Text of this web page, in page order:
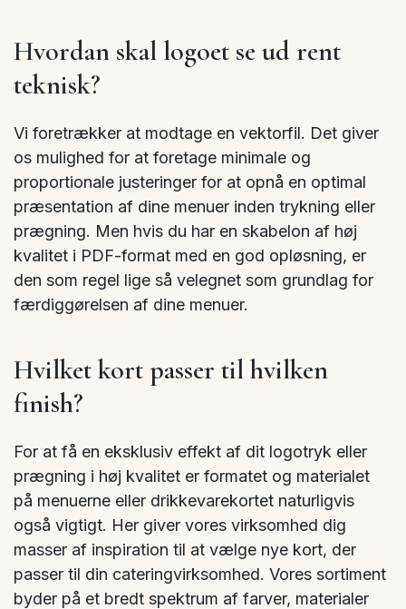
Hvordan skal logoet se ud rent
teknisk?
Vi foretrækker at modtage en vektorfil. Det giver
os mulighed for at foretage minimale og
proportionale justeringer for at opnå en optimal
præsentation af dine menuer inden trykning eller
prægning. Men hvis du har en skabelon af høj
kvalitet i PDF-format med en god opløsning, er
den som regel lige så velegnet som grundlag for
færdiggørelsen af dine menuer.
Hvilket kort passer til hvilken
finish?
For at få en eksklusiv effekt af dit logotryk eller
prægning i høj kvalitet er formatet og materialet
på menuerne eller drikkevarekortet naturligvis
også vigtigt. Her giver vores virksomhed dig
masser af inspiration til at vælge nye kort, der
passer til din cateringvirksomhed. Vores sortiment
byder på et bredt spektrum af farver, materialer